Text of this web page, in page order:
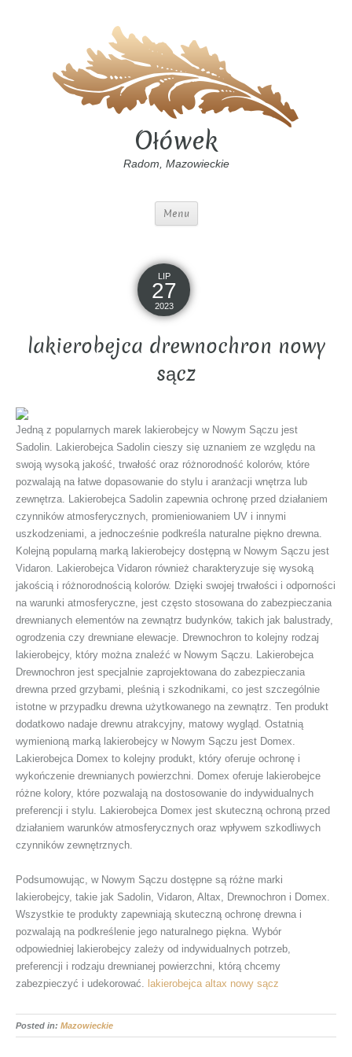
Ołówek
Radom, Mazowieckie
Menu
LIP
27
2023
lakierobejca drewnochron nowy
sącz
Jedną z popularnych marek lakierobejcy w Nowym Sączu jest
Sadolin. Lakierobejca Sadolin cieszy się uznaniem ze względu na
swoją wysoką jakość, trwałość oraz różnorodność kolorów, które
pozwalają na łatwe dopasowanie do stylu i aranżacji wnętrza lub
zewnętrza. Lakierobejca Sadolin zapewnia ochronę przed działaniem
czynników atmosferycznych, promieniowaniem UV i innymi
uszkodzeniami, a jednocześnie podkreśla naturalne piękno drewna.
Kolejną popularną marką lakierobejcy dostępną w Nowym Sączu jest
Vidaron. Lakierobejca Vidaron również charakteryzuje się wysoką
jakością i różnorodnością kolorów. Dzięki swojej trwałości i odporności
na warunki atmosferyczne, jest często stosowana do zabezpieczania
drewnianych elementów na zewnątrz budynków, takich jak balustrady,
ogrodzenia czy drewniane elewacje. Drewnochron to kolejny rodzaj
lakierobejcy, który można znaleźć w Nowym Sączu. Lakierobejca
Drewnochron jest specjalnie zaprojektowana do zabezpieczania
drewna przed grzybami, pleśnią i szkodnikami, co jest szczególnie
istotne w przypadku drewna użytkowanego na zewnątrz. Ten produkt
dodatkowo nadaje drewnu atrakcyjny, matowy wygląd. Ostatnią
wymienioną marką lakierobejcy w Nowym Sączu jest Domex.
Lakierobejca Domex to kolejny produkt, który oferuje ochronę i
wykończenie drewnianych powierzchni. Domex oferuje lakierobejce
różne kolory, które pozwalają na dostosowanie do indywidualnych
preferencji i stylu. Lakierobejca Domex jest skuteczną ochroną przed
działaniem warunków atmosferycznych oraz wpływem szkodliwych
czynników zewnętrznych.
Podsumowując, w Nowym Sączu dostępne są różne marki
lakierobejcy, takie jak Sadolin, Vidaron, Altax, Drewnochron i Domex.
Wszystkie te produkty zapewniają skuteczną ochronę drewna i
pozwalają na podkreślenie jego naturalnego piękna. Wybór
odpowiedniej lakierobejcy zależy od indywidualnych potrzeb,
preferencji i rodzaju drewnianej powierzchni, którą chcemy
zabezpieczyć i udekorować. lakierobejca altax nowy sącz
Posted in: Mazowieckie